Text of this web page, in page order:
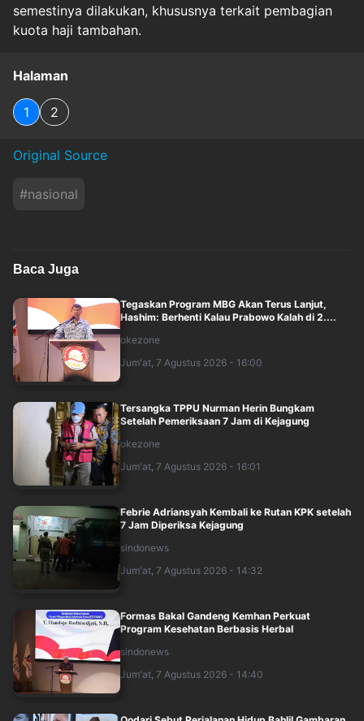
semestinya dilakukan, khususnya terkait pembagian
kuota haji tambahan.
Halaman
1 2
Original Source
#nasional
Baca Juga
Tegaskan Program MBG Akan Terus Lanjut,
Hashim: Berhenti Kalau Prabowo Kalah di 2....
okezone
Jum'at, 7 Agustus 2026 - 16:00
Tersangka TPPU Nurman Herin Bungkam
Setelah Pemeriksaan 7 Jam di Kejagung
okezone
Jum'at, 7 Agustus 2026 - 16:01
Febrie Adriansyah Kembali ke Rutan KPK setelah
7 Jam Diperiksa Kejagung
sindonews
Jum'at, 7 Agustus 2026 - 14:32
Formas Bakal Gandeng Kemhan Perkuat
Program Kesehatan Berbasis Herbal
sindonews
Jum'at, 7 Agustus 2026 - 14:40